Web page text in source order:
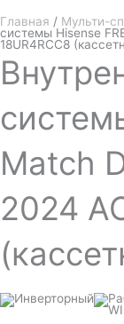
Главная / Мульти-
системы Hisense
18UR4RCC8
Match
2024